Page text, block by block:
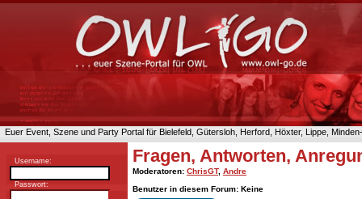
Euer Event, Szene und Party Portal für Bielefeld, Gütersloh, Herford, Höxter, Lippe,
Username:
Passwort:
Fragen, Antworten,
Moderatoren: ChrisGT, Andre
Benutzer in diesem Forum: Keine